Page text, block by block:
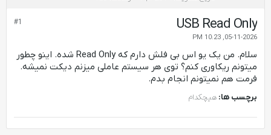
#1 USB Read Only
05-11-2026, 10:23 PM
سلام. من یک یو اس بی فلش دارم که Read Only شده. اینو چطور
میتونم ریکاوری کنم؟ توی هر سیستم عاملی میزنم دیکت نمیشه.
فرمت هم نمیتونم انجام بدم.
برچسب ها: هیچکدام